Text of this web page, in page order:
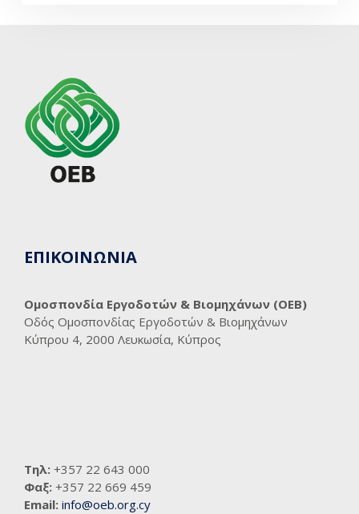
ΕΠΙΚΟΙΝΩΝΙΑ
Ομοσπονδία Εργοδοτών & Βιομηχάνων (ΟΕΒ)
Οδός Ομοσπονδίας Εργοδοτών & Βιομηχάνων
Κύπρου 4, 2000 Λευκωσία, Κύπρος
Τηλ: +357 22 643 000
Φαξ: +357 22 669 459
Email: info@oeb.org.cy